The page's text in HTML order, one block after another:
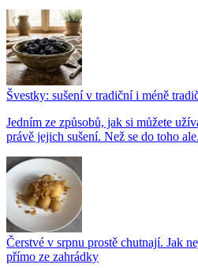
Švestky: sušení v tradiční i méně
Jedním ze způsobů, jak si můžete
právě jejich sušení. Než se do toho
Čerstvé v srpnu prostě chutnají. Jak
přímo ze zahrádky